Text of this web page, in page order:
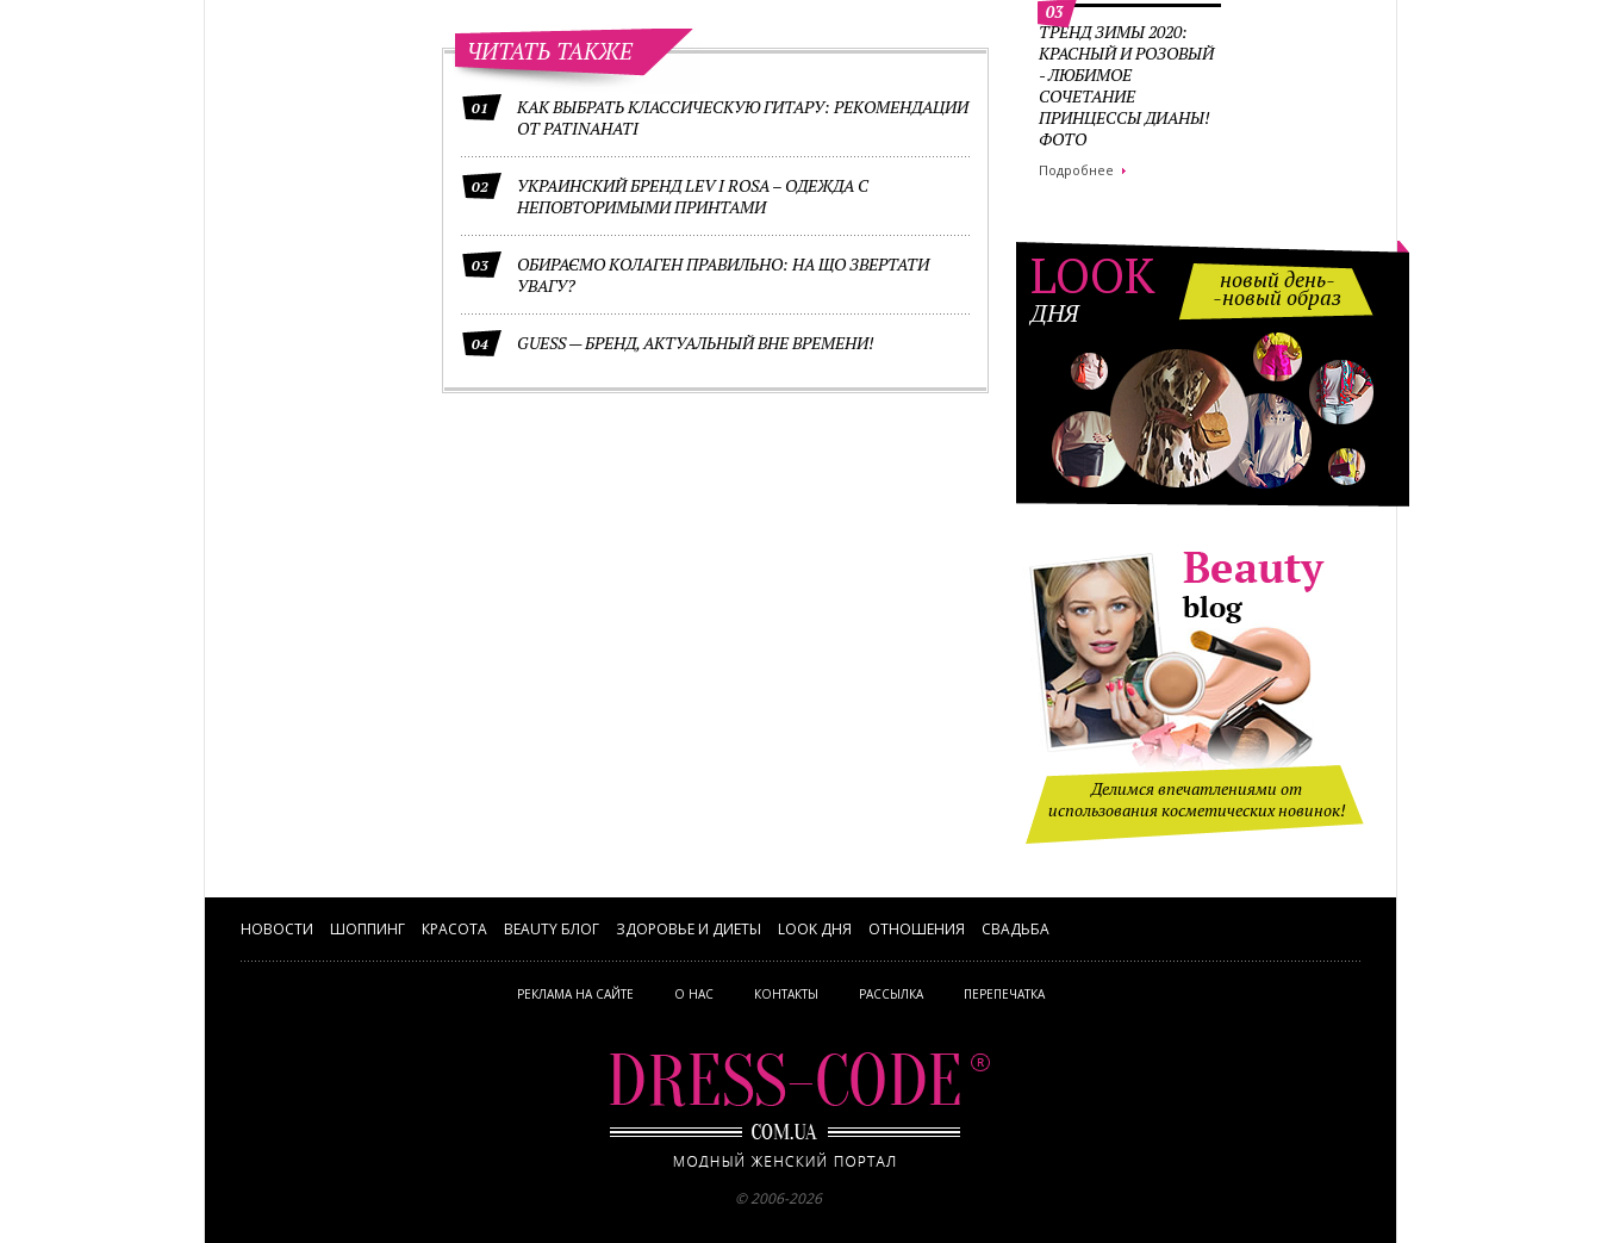
ЧИТАТЬ ТАКЖЕ
01
КАК ВЫБРАТЬ КЛАССИЧЕСКУЮ ГИТАРУ: РЕКОМЕНДАЦИИ
ОТ PATINAHATI
02
УКРАИНСКИЙ БРЕНД LEV I ROSA – ОДЕЖДА С
НЕПОВТОРИМЫМИ ПРИНТАМИ
03
ОБИРАЄМО КОЛАГЕН ПРАВИЛЬНО: НА ЩО ЗВЕРТАТИ
УВАГУ?
04 GUESS — БРЕНД, АКТУАЛЬНЫЙ ВНЕ ВРЕМЕНИ!
03
ТРЕНД ЗИМЫ 2020:
КРАСНЫЙ И РОЗОВЫЙ
- ЛЮБИМОЕ
СОЧЕТАНИЕ
ПРИНЦЕССЫ ДИАНЫ!
ФОТО
Подробнее
LOOK
ДНЯ
новый день-
-новый образ
Делимся впечатлениями от
использования косметических новинок!
НОВОСТИ ШОППИНГ КРАСОТА BEAUTY БЛОГ ЗДОРОВЬЕ И ДИЕТЫ LOOK ДНЯ ОТНОШЕНИЯ СВАДЬБА
РЕКЛАМА НА САЙТЕ О НАС КОНТАКТЫ РАССЫЛКА ПЕРЕПЕЧАТКА
© 2006-2026